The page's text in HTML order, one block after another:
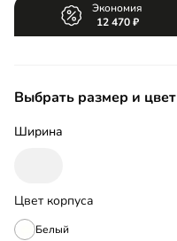
Экономия
12 470
Выбрать размер и цвет
Ширина
Цвет корпуса
Белый